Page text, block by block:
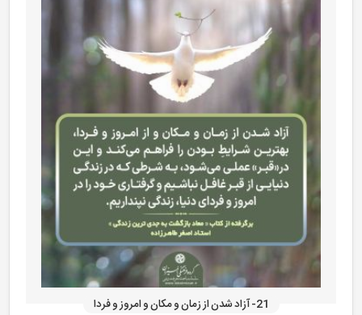
21- آزاد شدن از زمان و مکان و امروز و فردا